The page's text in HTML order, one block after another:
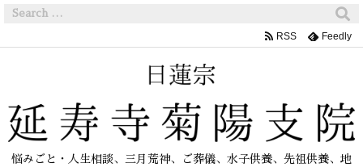
悩みごと・人生相談、三月荒神、ご葬儀、水子供養、先祖供養、地
RSS Feedly